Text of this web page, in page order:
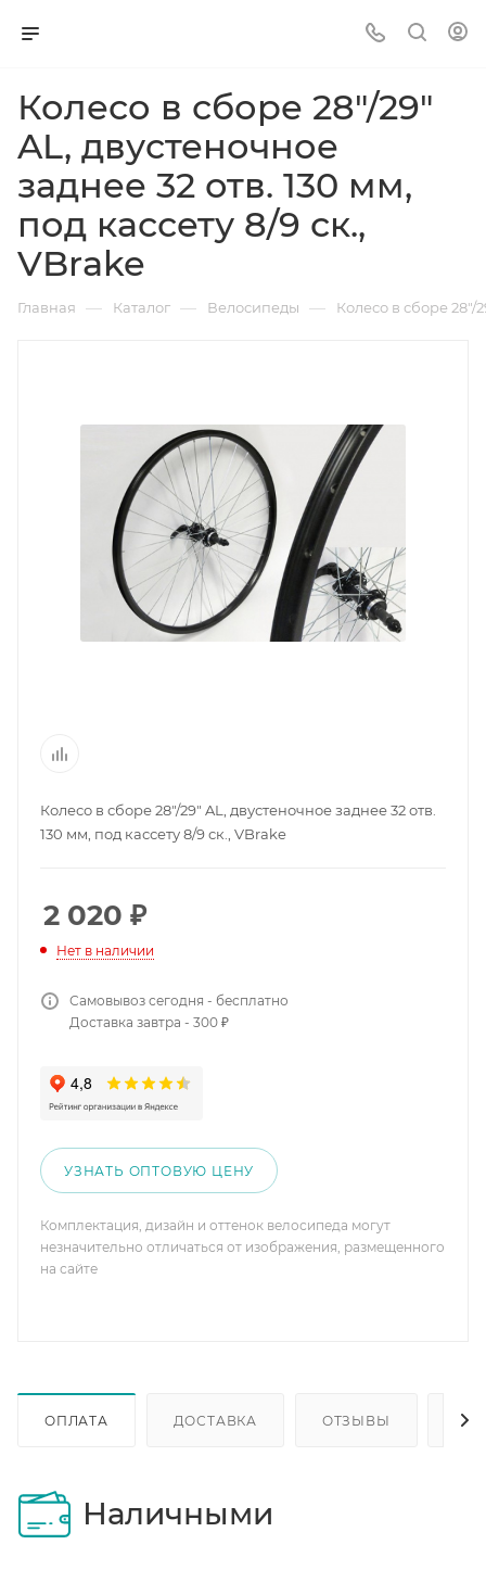
Колесо в сборе 28"/29"
AL, двустеночное
заднее 32 отв. 130 мм,
под кассету 8/9 ск.,
VBrake
Главная — Каталог — Велосипеды — Колесо в сборе 28"/
Колесо в сборе 28"/29" AL, двустеночное заднее 32 отв.
130 мм, под кассету 8/9 ск., VBrake
2 020 ₽
Нет в наличии
Самовывоз сегодня - бесплатно
Доставка завтра - 300 ₽
УЗНАТЬ ОПТОВУЮ ЦЕНУ
Комплектация, дизайн и оттенок велосипеда могут
незначительно отличаться от изображения, размещенного
на сайте
ОПЛАТА ДОСТАВКА ОТЗЫВЫ
Наличными